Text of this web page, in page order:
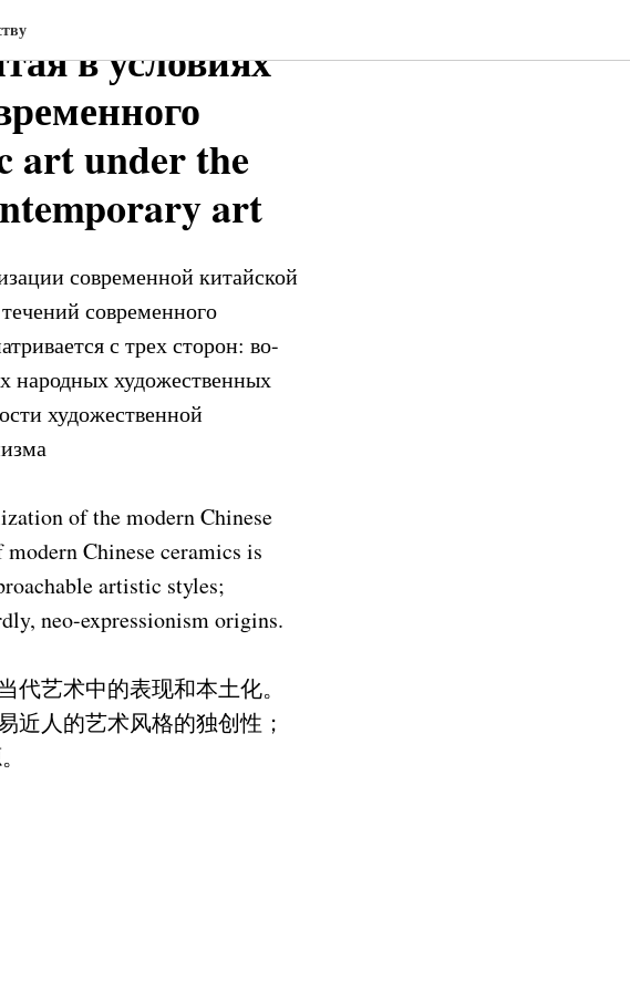
в условиях
art under the
art
современной китайской
современного
с трех сторон: во-
народных художественных
художественной
of the modern Chinese
Chinese ceramics is
artistic styles;
neo-expressionism origins.
艺术中的表现和本土化。
近人的艺术风格的独创性；